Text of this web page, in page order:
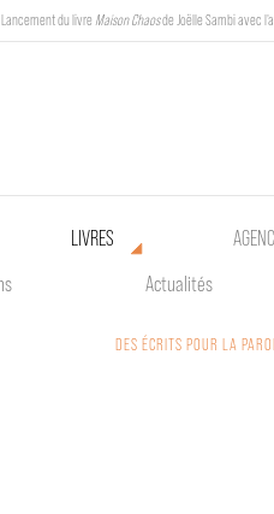
du livre Maison Chaosde Joëlle Sambi avec
Bruxelles - L'Arche sera présente au Poetik
LIVRES
Actualités
DES ÉCRITS POUR LA